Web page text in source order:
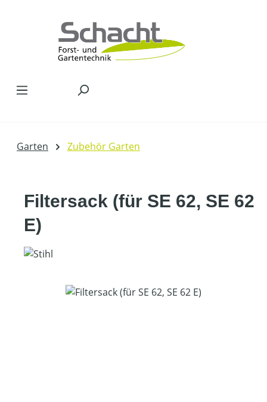
Garten Zubehör Garten
Filtersack (für SE 62, SE 62
E)
Bildergalerie überspringen